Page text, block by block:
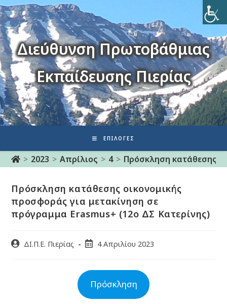
Διεύθυνση Πρωτοβάθμιας
Εκπαίδευσης Πιερίας
ΕΠΙΛΟΓΈΣ
> 2023 > Απρίλιος > 4 > Πρόσκληση κατάθεσης
Πρόσκληση κατάθεσης οικονομικής
προσφοράς για μετακίνηση σε
πρόγραμμα Erasmus+ (12o ΔΣ Κατερίνης)
ΔΙ.Π.Ε. Πιερίας 4 Απριλίου 2023
Πρόσκληση